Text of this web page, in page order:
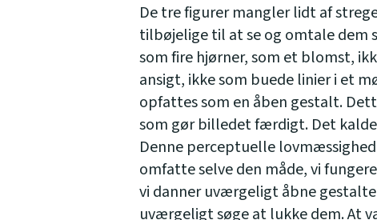
De tre figurer mangler lidt af
tilbøjelige til at se og omtale dem
som fire hjørner, som et blomst,
ansigt, ikke som buede linier i et
opfattes som en åben gestalt.
som gør billedet færdigt. Det
Denne perceptuelle
omfatte selve den måde, vi
vi danner uværgeligt åbne
uværgeligt søge at lukke dem. At